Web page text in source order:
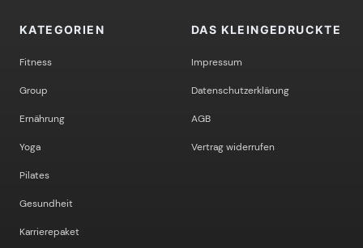
KATEGORIEN
Fitness
Group
Ernährung
Yoga
Pilates
Gesundheit
Karrierepaket
DAS KLEINGEDRUCKTE
Impressum
Datenschutzerklärung
AGB
Vertrag widerrufen